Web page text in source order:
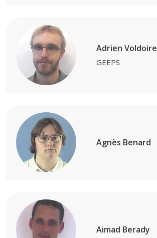
Adrien Voldoire
GEEPS
Agnès Benard
Aimad Berady